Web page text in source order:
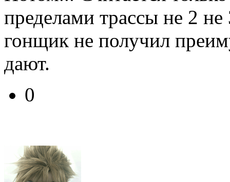
пределами трассы не 2 не
гонщик не получил
дают.
0